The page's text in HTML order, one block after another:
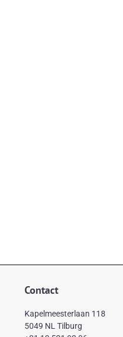
Contact
Kapelmeesterlaan 118
5049 NL Tilburg